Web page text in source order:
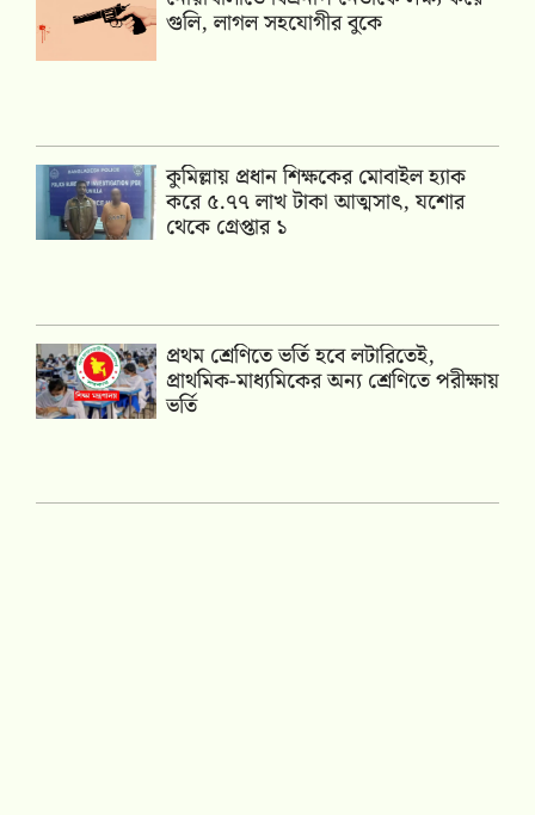
গুলি, লাগল সহযোগীর বুকে
কুমিল্লায় প্রধান শিক্ষকের মোবাইল হ্যাক
করে ৫.৭৭ লাখ টাকা আত্মসাৎ, যশোর
থেকে গ্রেপ্তার ১
প্রথম শ্রেণিতে ভর্তি হবে লটারিতেই,
প্রাথমিক-মাধ্যমিকের অন্য শ্রেণিতে পরীক্ষায়
ভর্তি